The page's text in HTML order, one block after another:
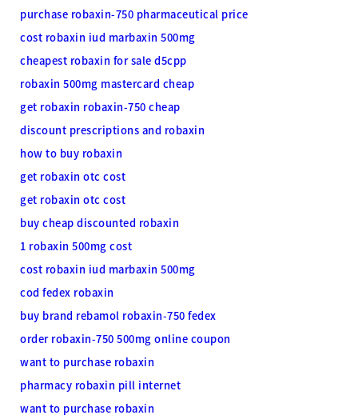
purchase robaxin-750 pharmaceutical price
cost robaxin iud marbaxin 500mg
cheapest robaxin for sale d5cpp
robaxin 500mg mastercard cheap
get robaxin robaxin-750 cheap
discount prescriptions and robaxin
how to buy robaxin
get robaxin otc cost
get robaxin otc cost
buy cheap discounted robaxin
1 robaxin 500mg cost
cost robaxin iud marbaxin 500mg
cod fedex robaxin
buy brand rebamol robaxin-750 fedex
order robaxin-750 500mg online coupon
want to purchase robaxin
pharmacy robaxin pill internet
want to purchase robaxin